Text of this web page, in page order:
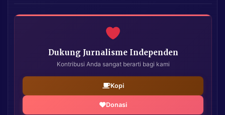
Dukung Jurnalisme Independen
Kontribusi Anda sangat berarti bagi kami
Kopi
Donasi